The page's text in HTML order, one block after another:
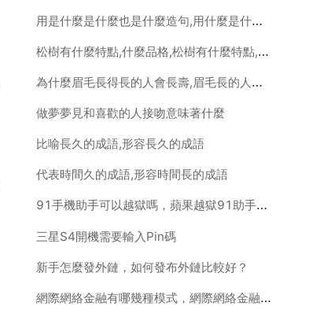
用是什麼是什麼也是什麼造句,用什麼是什麼,也是什麼造句
松樹有什麼特點,什麼品格,松樹有什麼特點,什麼品格。
為什麼眉毛長得長的人會長壽,眉毛長的人真的會比較長壽嗎
做夢夢見和喜歡的人接吻意味著什麼
比喻長久的成語,形容長久的成語
代表時間久的成語,形容時間長的成語
91手機助手可以越獄嗎，蘋果越獄91助手怎麼安裝
三星S4開機需要輸入Pin碼
新手怎麼發外鏈，如何發布外鏈比較好？
網際網絡金融有哪幾種模式，網際網絡金融主要模式有哪些